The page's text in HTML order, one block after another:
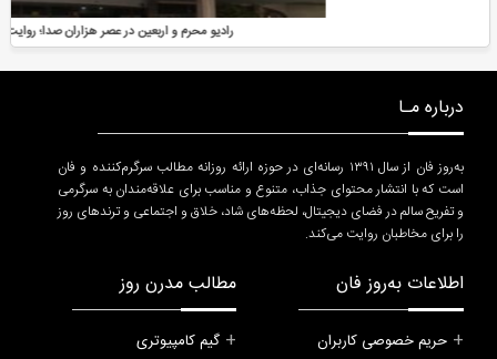
رادیو محرم و اربعین در عصر هزاران صدا؛ روایت تازه کجاست؟
درباره مـا
به‌روز فان از سال ۱۳۹۱ رسانه‌ای در حوزه ارائه روزانه مطالب سرگرم‌کننده و فان
است که با انتشار محتوای جذاب، متنوع و مناسب برای علاقه‌مندان به سرگرمی
و تفریح سالم در فضای دیجیتال، لحظه‌های شاد، خلاق و اجتماعی و ترندهای روز
را برای مخاطبان روایت می‌کند.
اطلاعات به‌روز فان
حریم خصوصی کاربران
مطالب مدرن روز
گیم کامپیوتری